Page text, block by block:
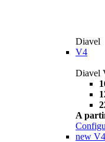
Diavel
V4
Diavel
A
new